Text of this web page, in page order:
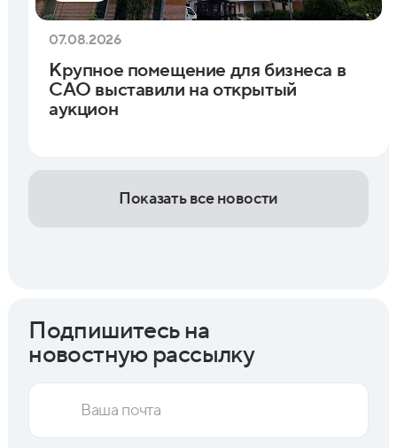
07.08.2026
Крупное помещение для бизнеса в
САО выставили на открытый
аукцион
Показать все новости
Подпишитесь на
новостную рассылку